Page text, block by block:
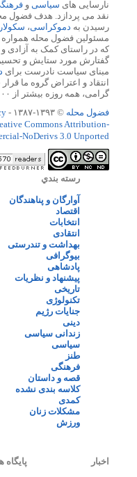
نارسایی های سیاسی و
نقد می پردازد. هدف فضول
رسیدن به دموکراسی،
مسئولین فضول محله همواره
که در راستای کمک به آزادی
گفتارش مورد ستایش و تحسین
مبنای سیاست نادرست برای
انتقاد و اعتراض گروه ما
گرامی، همه روزه بیشتر از ۱۰،۰۰۰ نفر از این سایت دیدن می کنند.
فضول محله © ۱۳۹۳-۱۳۸۷ -
Commons Attribution-
NoDerivs 3.0 Unported
رسته بندي
آوارگان و پناهندگان
اقتصاد
انتخابات
انتقادی
بهداشت و تندرستی
بیوگرافی
پادشاهی
پیشنهاد و نظریات
تاریخی
تکنولوژی
جنایات رژیم
دینی
زندانی سیاسی
سیاسی
طنز
فرهنگی
قصه و داستان
کلاسه بندی نشده
کمدی
مشکلات زنان
ورزش
اخبار